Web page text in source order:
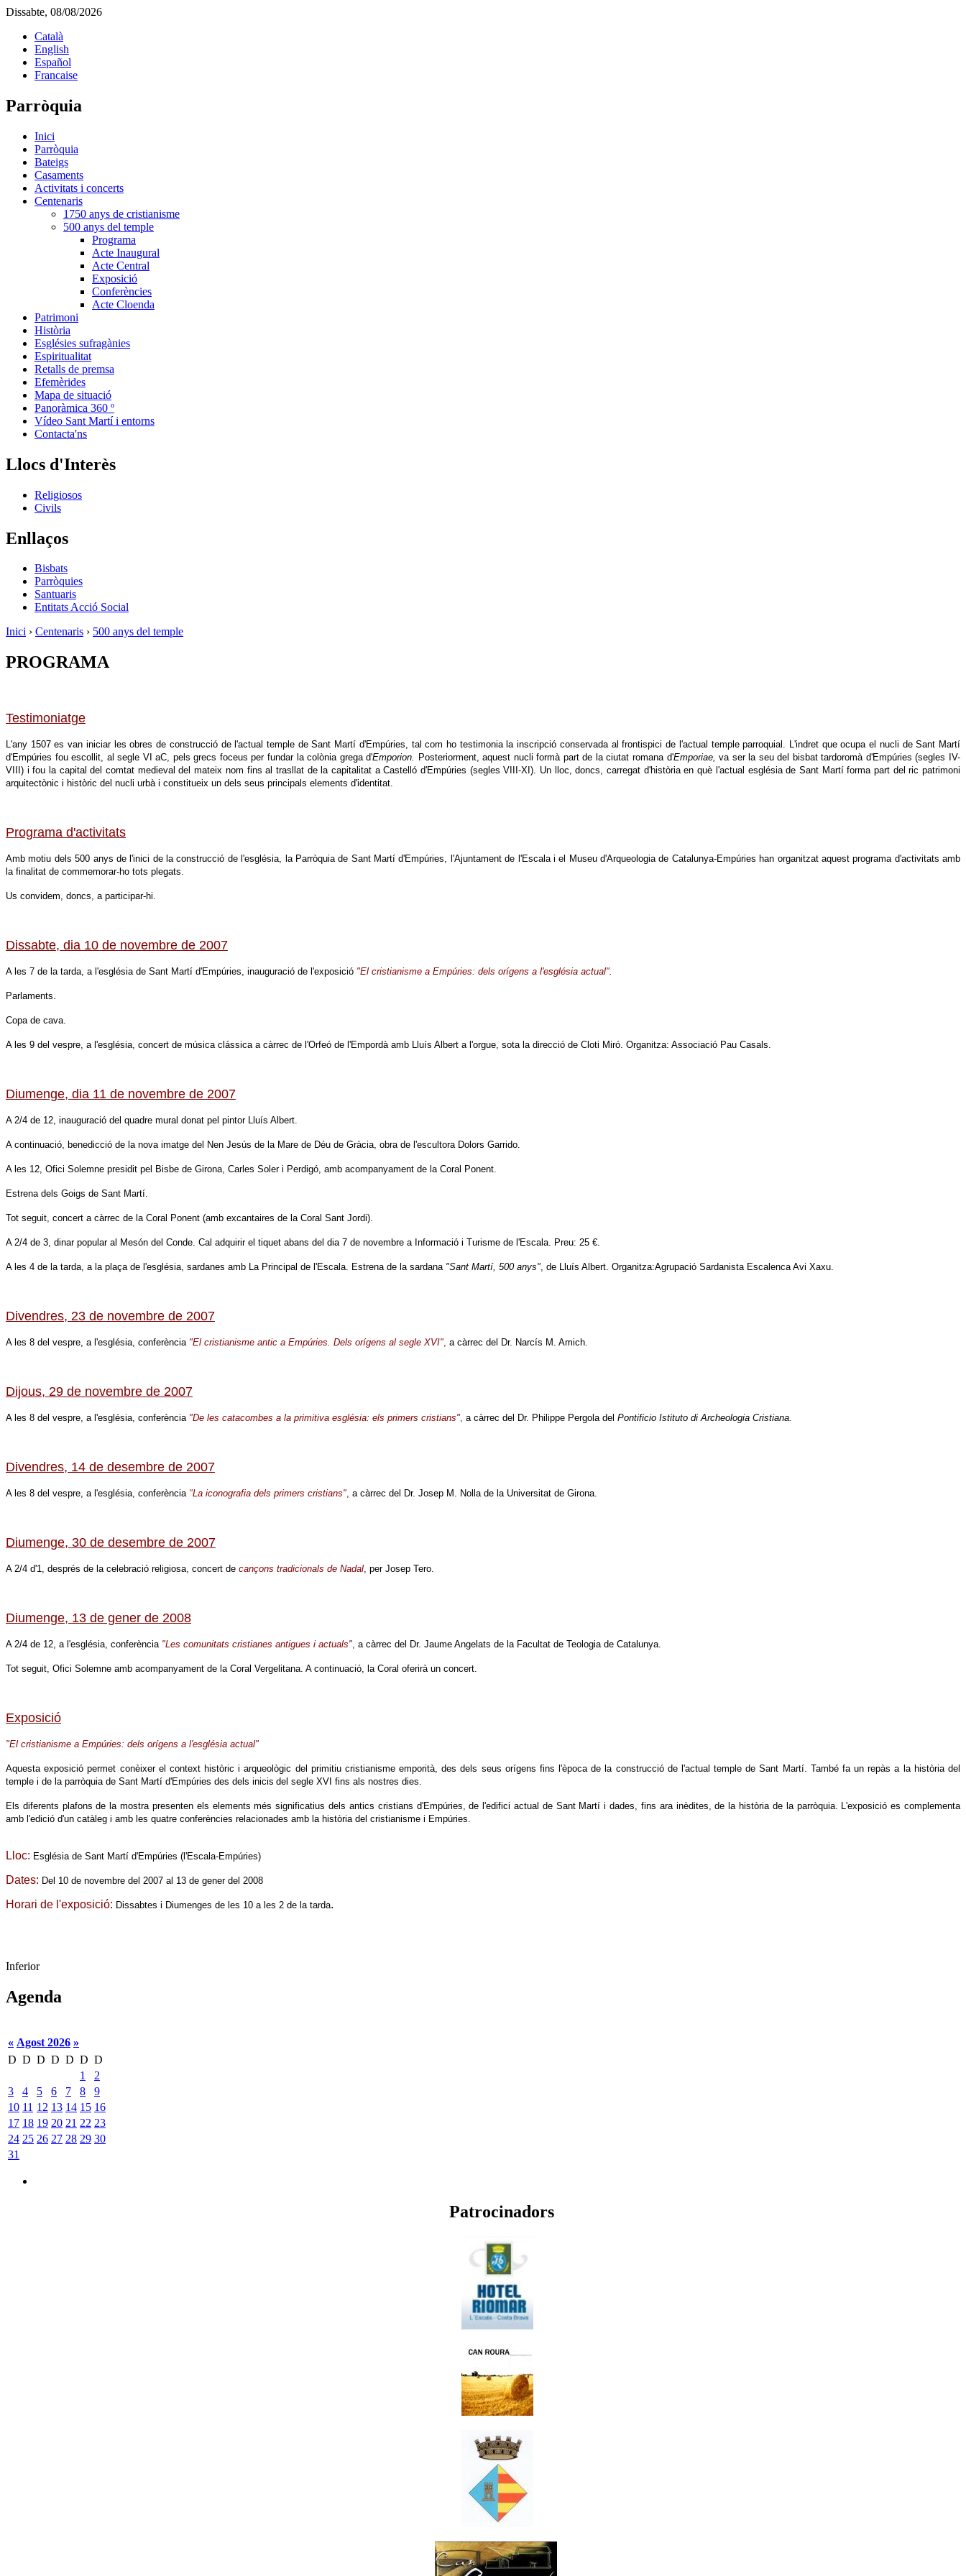
Dissabte, 08/08/2026
Català
English
Español
Francaise
Parròquia
Inici
Parròquia
Bateigs
Casaments
Activitats i concerts
Centenaris
1750 anys de cristianisme
500 anys del temple
Programa
Acte Inaugural
Acte Central
Exposició
Conferències
Acte Cloenda
Patrimoni
Història
Esglésies sufragànies
Espiritualitat
Retalls de premsa
Efemèrides
Mapa de situació
Panoràmica 360 º
Vídeo Sant Martí i entorns
Contacta'ns
Llocs d'Interès
Religiosos
Civils
Enllaços
Bisbats
Parròquies
Santuaris
Entitats Acció Social
Inici › Centenaris › 500 anys del temple
PROGRAMA
Testimoniatge
L'any 1507 es van iniciar les obres de construcció de l'actual temple de Sant Martí d'Empúries, tal com ho testimonia la inscripció conservada al frontispici de l'actual temple parroquial. L'indret que ocupa el nucli de Sant Martí
d'Empúries fou escollit, al segle VI aC, pels grecs foceus per fundar la colònia grega d'Emporion. Posteriorment, aquest nucli formà part de la ciutat romana d'Emporiae, va ser la seu del bisbat tardoromà d'Empúries (segles IV-
VIII) i fou la capital del comtat medieval del mateix nom fins al trasllat de la capitalitat a Castelló d'Empúries (segles VIII-XI). Un lloc, doncs, carregat d'història en què l'actual església de Sant Martí forma part del ric patrimoni
arquitectònic i històric del nucli urbà i constitueix un dels seus principals elements d'identitat.
Programa d'activitats
Amb motiu dels 500 anys de l'inici de la construcció de l'església, la Parròquia de Sant Martí d'Empúries, l'Ajuntament de l'Escala i el Museu d'Arqueologia de Catalunya-Empúries han organitzat aquest programa d'activitats amb
la finalitat de commemorar-ho tots plegats.
Us convidem, doncs, a participar-hi.
Dissabte, dia 10 de novembre de 2007
A les 7 de la tarda, a l'església de Sant Martí d'Empúries, inauguració de l'exposició "El cristianisme a Empúries: dels orígens a l'església actual".
Parlaments.
Copa de cava.
A les 9 del vespre, a l'església, concert de música clássica a càrrec de l'Orfeó de l'Empordà amb Lluís Albert a l'orgue, sota la direcció de Cloti Miró. Organitza: Associació Pau Casals.
Diumenge, dia 11 de novembre de 2007
A 2/4 de 12, inauguració del quadre mural donat pel pintor Lluís Albert.
A continuació, benedicció de la nova imatge del Nen Jesús de la Mare de Déu de Gràcia, obra de l'escultora Dolors Garrido.
A les 12, Ofici Solemne presidit pel Bisbe de Girona, Carles Soler i Perdigó, amb acompanyament de la Coral Ponent.
Estrena dels Goigs de Sant Martí.
Tot seguit, concert a càrrec de la Coral Ponent (amb excantaires de la Coral Sant Jordi).
A 2/4 de 3, dinar popular al Mesón del Conde. Cal adquirir el tiquet abans del dia 7 de novembre a Informació i Turisme de l'Escala. Preu: 25 €.
A les 4 de la tarda, a la plaça de l'església, sardanes amb La Principal de l'Escala. Estrena de la sardana "Sant Martí, 500 anys", de Lluís Albert. Organitza:Agrupació Sardanista Escalenca Avi Xaxu.
Divendres, 23 de novembre de 2007
A les 8 del vespre, a l'església, conferència "El cristianisme antic a Empúries. Dels orígens al segle XVI", a càrrec del Dr. Narcís M. Amich.
Dijous, 29 de novembre de 2007
A les 8 del vespre, a l'església, conferència "De les catacombes a la primitiva església: els primers cristians", a càrrec del Dr. Philippe Pergola del Pontificio Istituto di Archeologia Cristiana.
Divendres, 14 de desembre de 2007
A les 8 del vespre, a l'església, conferència "La iconografia dels primers cristians", a càrrec del Dr. Josep M. Nolla de la Universitat de Girona.
Diumenge, 30 de desembre de 2007
A 2/4 d'1, després de la celebració religiosa, concert de cançons tradicionals de Nadal, per Josep Tero.
Diumenge, 13 de gener de 2008
A 2/4 de 12, a l'església, conferència "Les comunitats cristianes antigues i actuals", a càrrec del Dr. Jaume Angelats de la Facultat de Teologia de Catalunya.
Tot seguit, Ofici Solemne amb acompanyament de la Coral Vergelitana. A continuació, la Coral oferirà un concert.
Exposició
"El cristianisme a Empúries: dels orígens a l'església actual"
Aquesta exposició permet conèixer el context històric i arqueològic del primitiu cristianisme emporità, des dels seus orígens fins l'època de la construcció de l'actual temple de Sant Martí. També fa un repàs a la història del
temple i de la parròquia de Sant Martí d'Empúries des dels inicis del segle XVI fins als nostres dies.
Els diferents plafons de la mostra presenten els elements més significatius dels antics cristians d'Empúries, de l'edifici actual de Sant Martí i dades, fins ara inèdites, de la història de la parròquia. L'exposició es complementa
amb l'edició d'un catàleg i amb les quatre conferències relacionades amb la història del cristianisme i Empúries.
Lloc: Església de Sant Martí d'Empúries (l'Escala-Empúries)
Dates: Del 10 de novembre del 2007 al 13 de gener del 2008
Horari de l'exposició: Dissabtes i Diumenges de les 10 a les 2 de la tarda.
Inferior
Agenda
« Agost 2026 »
D D D D D D D
1
2
3
4 5 6 7 8
9
10 11 12 13 14 15 16
17 18 19 20 21 22 23
24 25 26 27 28 29 30
31
Patrocinadors